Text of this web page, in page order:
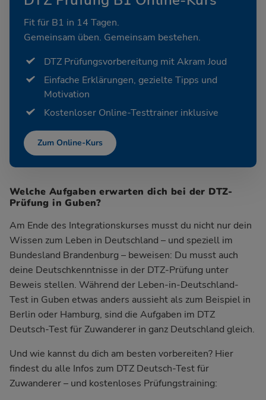
Fit für B1 in 14 Tagen.
Gemeinsam üben. Gemeinsam bestehen.
DTZ Prüfungsvorbereitung mit Akram Joud
Einfache Erklärungen, gezielte Tipps und
Motivation
Kostenloser Online-Testtrainer inklusive
Zum Online-Kurs
Welche Aufgaben erwarten dich bei der DTZ-
Prüfung in Guben?
Am Ende des Integrationskurses musst du nicht nur dein
Wissen zum Leben in Deutschland – und speziell im
Bundesland Brandenburg – beweisen: Du musst auch
deine Deutschkenntnisse in der DTZ-Prüfung unter
Beweis stellen. Während der Leben-in-Deutschland-
Test in Guben etwas anders aussieht als zum Beispiel in
Berlin oder Hamburg, sind die Aufgaben im DTZ
Deutsch-Test für Zuwanderer in ganz Deutschland gleich.
Und wie kannst du dich am besten vorbereiten? Hier
findest du alle Infos zum DTZ Deutsch-Test für
Zuwanderer – und kostenloses Prüfungstraining: